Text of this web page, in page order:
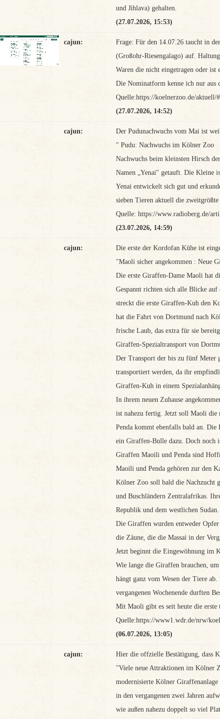
und Jihlava) gehalten.
(27.07.2026, 15:53)
cajun:
Frage: Für den 14.07.26 taucht in
(Großohr-Riesengalago) auf.
Waren die nicht eingetragen oder ist
Die Nominatform kenne ich nur aus
Quelle:https://koelnerzoo.de/aktuell/
(27.07.2026, 14:52)
cajun:
Der Pudunachwuchs vom Mai ist
" Pudu: Nachwuchs im Kölner Zoo
Nachwuchs beim kleinsten Hirsch
Namen „Yenai" getauft. Die Kleine
Yenai entwickelt sich gut und
sieben Tieren aktuell die
Quelle: https://www.radioberg.de/
(23.07.2026, 14:59)
cajun:
Die erste der Kordofan Kühe ist
"Maoli sicher angekommen : Neue
Die erste Giraffen-Dame Maoli hat
Gespannt richten sich alle Blicke
streckt die erste Giraffen-Kuh den
hat die Fahrt von Dortmund nach
frische Laub, das extra für sie
Giraffen-Spezialtransport von
Der Transport der bis zu fünf Meter
transportiert werden, da ihr
Giraffen-Kuh in einem
In ihrem neuen Zuhause
ist nahezu fertig. Jetzt soll Maoli die
Penda kommt ebenfalls bald an.
ein Giraffen-Bulle dazu. Doch noch
Giraffen Maoili und Penda sind
Maoili und Penda gehören zur den
Kölner Zoo soll bald die Nachzucht
und Buschländern Zentralafrikas.
Republik und dem westlichen Sudan.
Die Giraffen wurden entweder
die Zäune, die die Massai in der
Jetzt beginnt die Eingewöhnung im
Wie lange die Giraffen brauchen,
hängt ganz vom Wesen der Tiere
vergangenen Wochenende durften
Mit Maoli gibt es seit heute die
Quelle:https://www1.wdr.de/nrw/
(06.07.2026, 13:05)
cajun:
Hier die offzielle Bestätigung, dass
"Viele neue Attraktionen im Kölner
modernisierte Kölner
in den vergangenen zwei Jahren
wie außen nahezu doppelt so viel